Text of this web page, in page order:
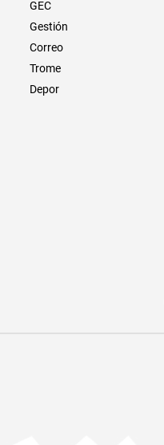
GEC
Gestión
Correo
Trome
Depor